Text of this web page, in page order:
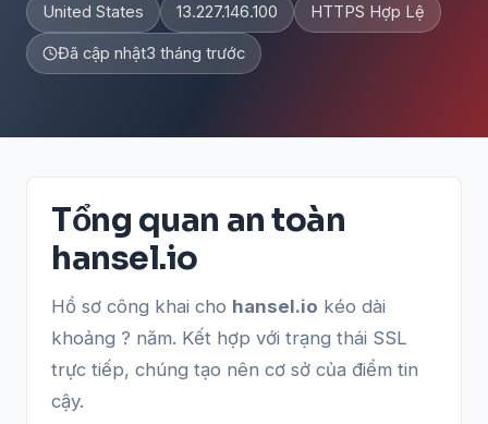
United States 13.227.146.100 HTTPS Hợp Lệ
Đã cập nhật3 tháng trước
Tổng quan an toàn
hansel.io
Hồ sơ công khai cho hansel.io kéo dài
khoảng ? năm. Kết hợp với trạng thái SSL
trực tiếp, chúng tạo nên cơ sở của điểm tin
cậy.